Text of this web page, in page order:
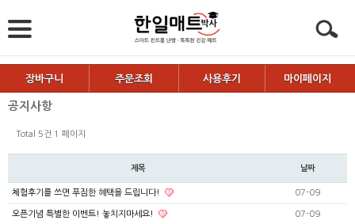
장바구니 주문조회 사용후기 마이페이지
공지사항
Total 5건 1 페이지
제목 날짜
체험후기를 쓰면 푸짐한 혜택을 드립니다! 07-09
오픈기념 특별한 이벤트! 놓치지마세요! 07-09